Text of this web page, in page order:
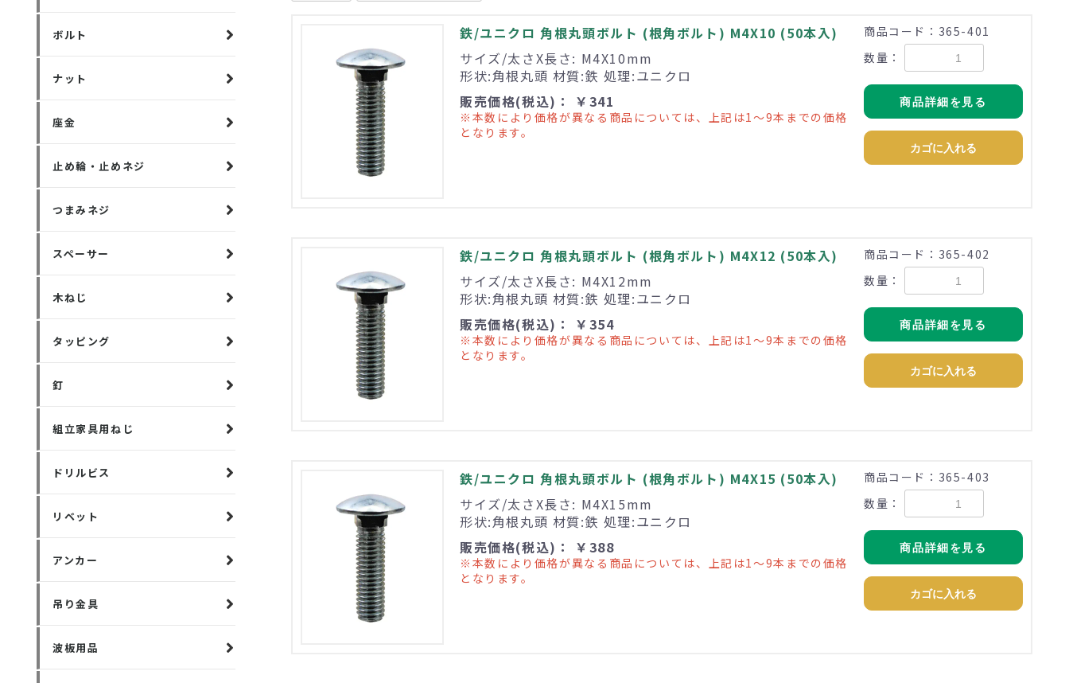
ボルト
ナット
座金
止め輪・止めネジ
つまみネジ
スペーサー
木ねじ
タッピング
釘
組立家具用ねじ
ドリルビス
リベット
アンカー
吊り金具
波板用品
鉄/ユニクロ 角根丸頭ボルト (根角ボルト) M4X10 (50本入)
サイズ/太さX長さ: M4X10mm
形状:角根丸頭 材質:鉄 処理:ユニクロ
販売価格(税込)： ￥341
※本数により価格が異なる商品については、上記は1～9本までの価格
となります。
商品コード：365-401
数量：
商品詳細を見る
カゴに入れる
鉄/ユニクロ 角根丸頭ボルト (根角ボルト) M4X12 (50本入)
サイズ/太さX長さ: M4X12mm
形状:角根丸頭 材質:鉄 処理:ユニクロ
販売価格(税込)： ￥354
※本数により価格が異なる商品については、上記は1～9本までの価格
となります。
商品コード：365-402
数量：
商品詳細を見る
カゴに入れる
鉄/ユニクロ 角根丸頭ボルト (根角ボルト) M4X15 (50本入)
サイズ/太さX長さ: M4X15mm
形状:角根丸頭 材質:鉄 処理:ユニクロ
販売価格(税込)： ￥388
※本数により価格が異なる商品については、上記は1～9本までの価格
となります。
商品コード：365-403
数量：
商品詳細を見る
カゴに入れる